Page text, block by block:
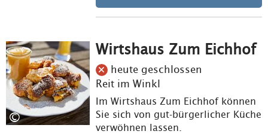
©
Wirtshaus Zum Eichhof
heute geschlossen
Reit im Winkl
Im Wirtshaus Zum Eichhof können
Sie sich von gut-bürgerlicher Küche
verwöhnen lassen.